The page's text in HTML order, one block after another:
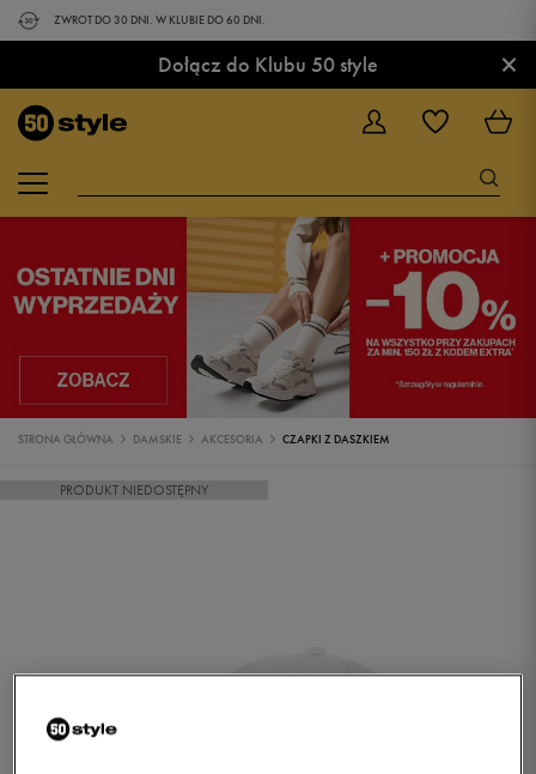
ZWROT DO 30 DNI. W KLUBIE DO 60 DNI.
Dołącz do Klubu 50 style ×
STRONA GŁÓWNA DAMSKIE AKCESORIA CZAPKI Z DASZKIEM
PRODUKT NIEDOSTĘPNY